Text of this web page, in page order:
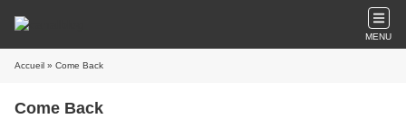
MENU
Accueil » Come Back
Come Back